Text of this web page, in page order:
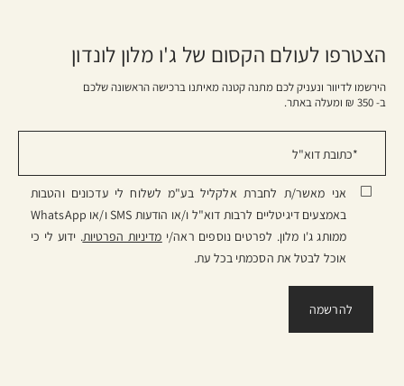
הצטרפו לעולם הקסום של ג'ו מלון לונדון
הירשמו לדיוור ונעניק לכם מתנה קטנה מאיתנו ברכישה הראשונה שלכם
ב- 350 ₪ ומעלה באתר.
אני מאשר/ת לחברת אלקליל בע"מ לשלוח לי עדכונים והטבות
באמצעים דיגיטליים לרבות דוא"ל ו/או הודעות SMS ו/או WhatsApp
ממותג ג'ו מלון. לפרטים נוספים ראה/י מדיניות הפרטיות. ידוע לי כי
אוכל לבטל את הסכמתי בכל עת.